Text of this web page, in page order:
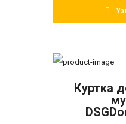
Куртка